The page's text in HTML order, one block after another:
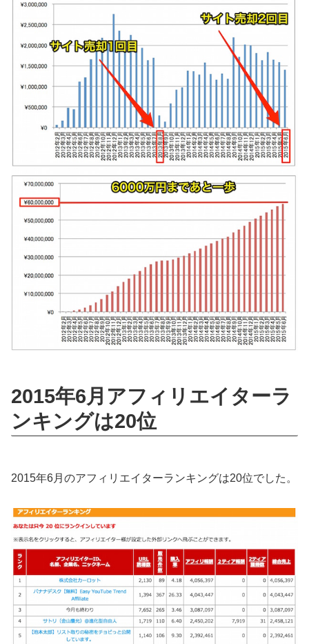
2015年6月アフィリエイターラ
ンキングは20位
2015年6月のアフィリエイターランキングは20位でした。